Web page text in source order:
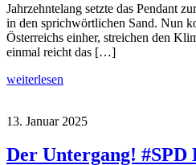
Jahrzehntelang setzte das Pendant
in den sprichwörtlichen Sand. Nun
Österreichs einher, streichen den
einmal reicht das […]
weiterlesen
13. Januar 2025
Der Untergang! #SPD